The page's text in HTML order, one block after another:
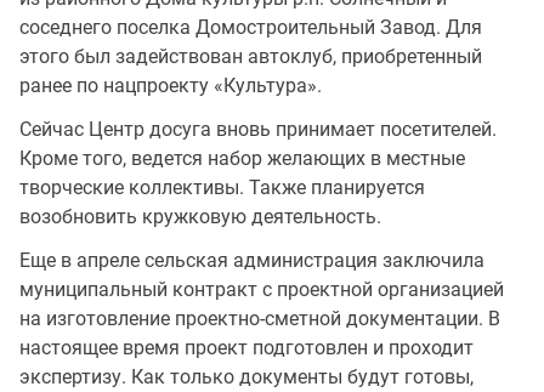
соседнего поселка Домостроительный Завод. Для
этого был задействован автоклуб, приобретенный
ранее по нацпроекту «Культура».
Сейчас Центр досуга вновь принимает посетителей.
Кроме того, ведется набор желающих в местные
творческие коллективы. Также планируется
возобновить кружковую деятельность.
Еще в апреле сельская администрация заключила
муниципальный контракт с проектной организацией
на изготовление проектно-сметной документации. В
настоящее время проект подготовлен и проходит
экспертизу. Как только документы будут готовы,